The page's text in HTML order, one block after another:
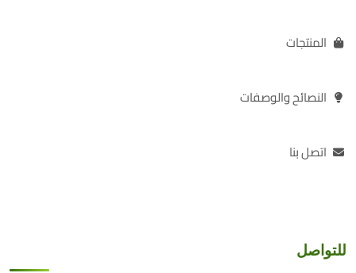
المنتجات
النصائح والوصفات
اتصل بنا
للتواصل